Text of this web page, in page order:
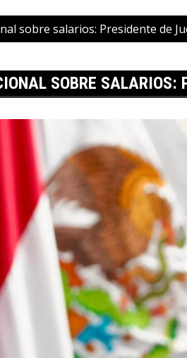
sobre salarios: Presidente de
SOBRE SALARIOS: